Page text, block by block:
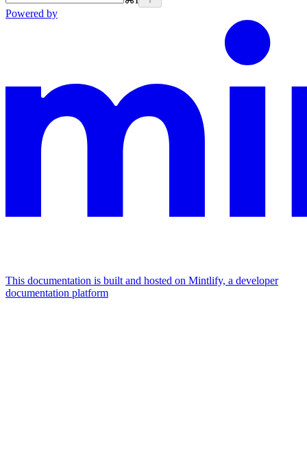
Powered by
This documentation is built and hosted on Mintlify, a developer
documentation platform